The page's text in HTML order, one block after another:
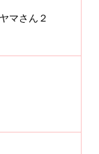
マさん２